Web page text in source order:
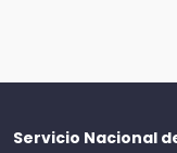
Servicio Nacional